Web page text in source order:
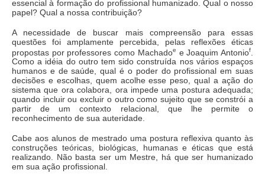
essencial à formação do profissional humanizado. Qual o nosso
papel? Qual a nossa contribuição?
A necessidade de buscar mais compreensão para essas
questões foi amplamente percebida, pelas reflexões éticas
propostas por professores como Machadoe e Joaquim Antoniof
Como a idéia do outro tem sido construída nos vários espaços
humanos e de saúde, qual é o poder do profissional em suas
decisões e escolhas, quem acolhe esse peso, qual a ação do
sistema que ora colabora, ora impede uma postura adequada;
quando incluir ou excluir o outro como sujeito que se constrói a
partir de um contexto relacional, que lhe permite o
reconhecimento de sua auteridade.
Cabe aos alunos de mestrado uma postura reflexiva quanto às
construções teóricas, biológicas, humanas e éticas que está
realizando. Não basta ser um Mestre, há que ser humanizado
em sua ação profissional.